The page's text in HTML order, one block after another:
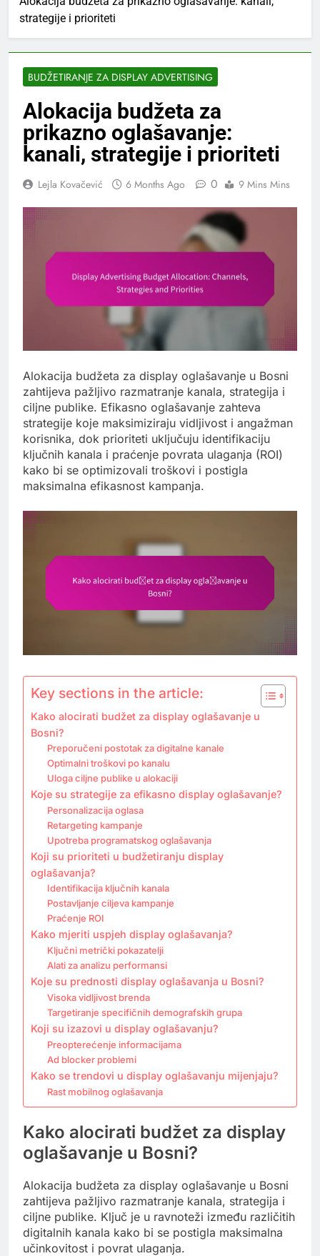
strategije i prioriteti
BUDŽETIRANJE ZA DISPLAY ADVERTISING
Alokacija budžeta za
prikazno oglašavanje:
kanali, strategije i prioriteti
Lejla Kovačević 6 Months Ago 0 9 Mins Mins
Alokacija budžeta za display oglašavanje u Bosni
zahtijeva pažljivo razmatranje kanala, strategija i
ciljne publike. Efikasno oglašavanje zahteva
strategije koje maksimiziraju vidljivost i angažman
korisnika, dok prioriteti uključuju identifikaciju
ključnih kanala i praćenje povrata ulaganja (ROI)
kako bi se optimizovali troškovi i postigla
maksimalna efikasnost kampanja.
Key sections in the article:
Kako alocirati budžet za display oglašavanje u
Bosni?
Preporučeni postotak za digitalne kanale
Optimalni troškovi po kanalu
Uloga ciljne publike u alokaciji
Koje su strategije za efikasno display oglašavanje?
Personalizacija oglasa
Retargeting kampanje
Upotreba programatskog oglašavanja
Koji su prioriteti u budžetiranju display
oglašavanja?
Identifikacija ključnih kanala
Postavljanje ciljeva kampanje
Praćenje ROI
Kako mjeriti uspjeh display oglašavanja?
Ključni metrički pokazatelji
Alati za analizu performansi
Koje su prednosti display oglašavanja u Bosni?
Visoka vidljivost brenda
Targetiranje specifičnih demografskih grupa
Koji su izazovi u display oglašavanju?
Preopterećenje informacijama
Ad blocker problemi
Kako se trendovi u display oglašavanju mijenjaju?
Rast mobilnog oglašavanja
Kako alocirati budžet za display
oglašavanje u Bosni?
Alokacija budžeta za display oglašavanje u Bosni
zahtijeva pažljivo razmatranje kanala, strategija i
ciljne publike. Ključ je u ravnoteži između različitih
digitalnih kanala kako bi se postigla maksimalna
učinkovitost i povrat ulaganja.